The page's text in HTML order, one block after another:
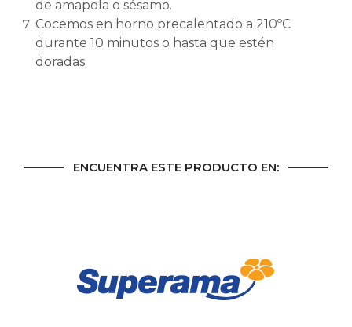
de amapola o sésamo.
Cocemos en horno precalentado a 210ºC
durante 10 minutos o hasta que estén
doradas.
ENCUENTRA ESTE PRODUCTO EN: